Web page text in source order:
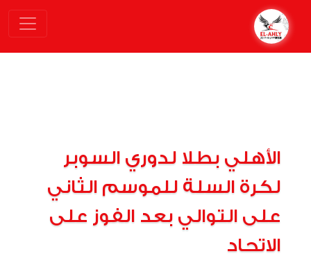
الأهلي بطلا لدوري السوبر
لكرة السلة للموسم الثاني
على التوالي بعد الفوز على
الاتحاد